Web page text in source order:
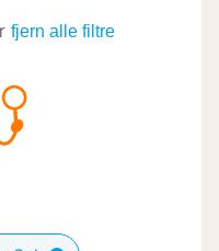
fjern alle filtre